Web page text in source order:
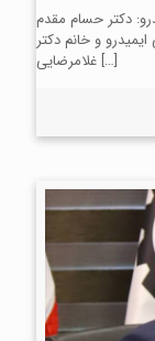
دکتر حسام مقدم
و خانم دکتر
غلامرضایی[…]